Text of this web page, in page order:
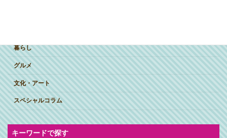
暮らし
グルメ
文化・アート
スペシャルコラム
キーワードで探す